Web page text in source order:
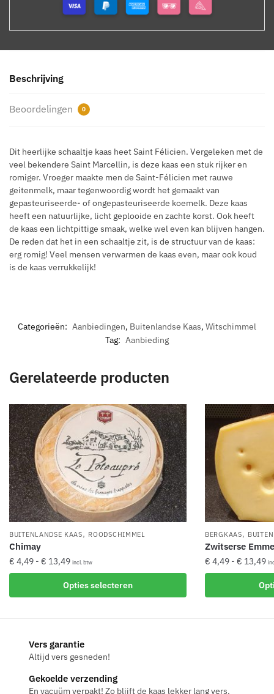
Beschrijving
Beoordelingen 0
Dit heerlijke schaaltje kaas heet Saint Félicien. Vergeleken met de
veel bekendere Saint Marcellin, is deze kaas een stuk rijker en
romiger. Vroeger maakte men de Saint-Félicien met rauwe
geitenmelk, maar tegenwoordig wordt het gemaakt van
gepasteuriseerde- of ongepasteuriseerde koemelk. Deze kaas
heeft een natuurlijke, licht geplooide en zachte korst. Ook heeft
de kaas een lichtpittige smaak, welke wel even kan blijven hangen.
De reden dat het in een schaaltje zit, is de structuur van de kaas:
erg romig! Veel mensen verwarmen de kaas even, maar ook koud
is de kaas verrukkelijk!
Categorieën: Aanbiedingen, Buitenlandse Kaas, Witschimmel
Tag: Aanbieding
Gerelateerde producten
BUITENLANDSE KAAS, ROODSCHIMMEL
Chimay
€ 4,49 - € 13,49Prijsklasse:
€ 4,49
tot
€ 13,49
incl. btw
Opties selecteren
product
variaties.
BERGKAAS,
Zwitserse
€ 4,49 - € 13,49
€
€
product
Vers garantie
Altijd vers gesneden!
Gekoelde verzending
En vacuüm verpakt! Zo blijft de kaas lekker lang vers.